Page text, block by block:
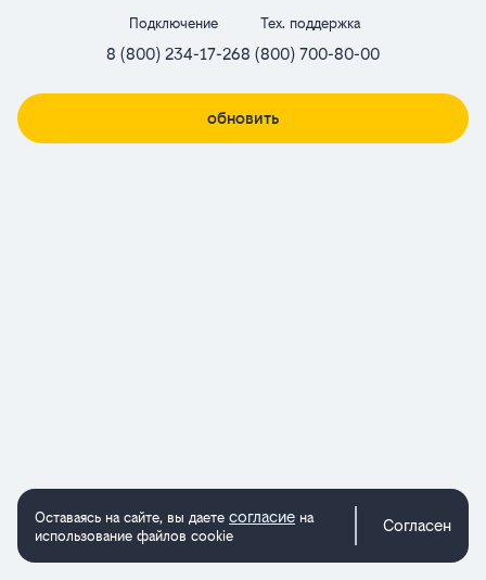
Подключение
8 (800) 234-17-26
Тех. поддержка
8 (800) 700-80-00
обновить
Оставаясь на сайте, вы даете согласие на
использование файлов cookie
Согласен